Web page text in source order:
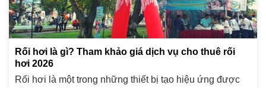
Rối hơi là gì? Tham khảo giá dịch vụ cho thuê rối
hơi 2026
Rối hơi là một trong những thiết bị tạo hiệu ứng được